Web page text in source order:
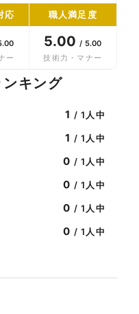
応
ー
職人満足度
5.00 / 5.00
技術力・マナー
キング
1 / 1人中
1 / 1人中
0 / 1人中
0 / 1人中
0 / 1人中
0 / 1人中